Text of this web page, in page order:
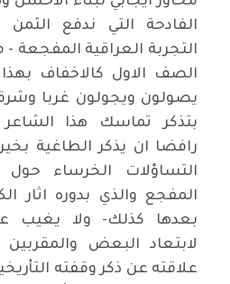
الفادحة التي ندفع
التجربة العراقية المفجعة
الصف الاول كالاخفاف
يصولون ويجولون غربا
بتذكر تماسك هذا الشاعر
رافضا ان يذكر الطاغية
التساؤلات الخرساء حول
المفجع والذي بدوره اثار
بعدها كذلك- ولا يغيب
لابتعاد البعض
علاقته عن ذكر وقفته